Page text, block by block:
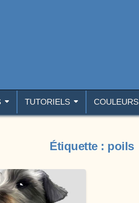
TUTORIELS COULEURS
Étiquette : poils